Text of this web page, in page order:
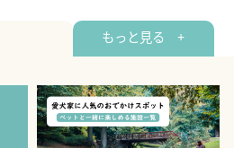
もっと見る +